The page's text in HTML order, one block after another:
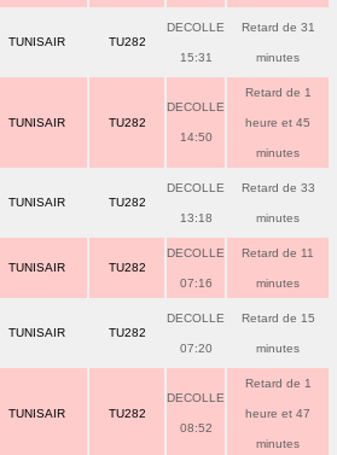
TUNISAIR TU282
DECOLLE
15:31
Retard de 31
minutes
TUNISAIR TU282
DECOLLE
14:50
Retard de 1
heure et 45
minutes
TUNISAIR TU282
DECOLLE
13:18
Retard de 33
minutes
TUNISAIR TU282
DECOLLE
07:16
Retard de 11
minutes
TUNISAIR TU282
DECOLLE
07:20
Retard de 15
minutes
TUNISAIR TU282
DECOLLE
08:52
Retard de 1
heure et 47
minutes